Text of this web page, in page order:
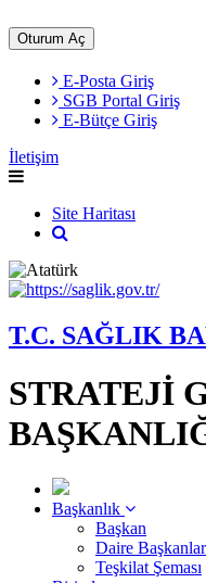
Oturum Aç
E-Posta Giriş
SGB Portal Giriş
E-Bütçe Giriş
İletişim
Site Haritası
T.C. SAĞLIK
STRATEJİ
Başkanlık
Başkan
Daire
Teşkilat Şeması